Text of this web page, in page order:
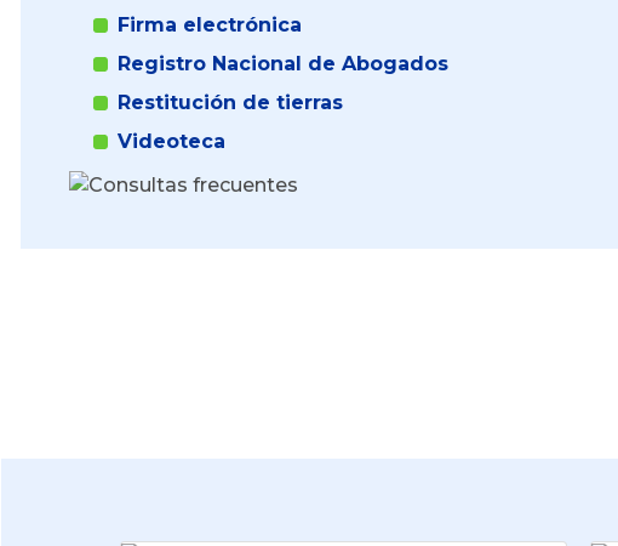
Firma electrónica
Registro Nacional de Abogados
Restitución de tierras
Videoteca